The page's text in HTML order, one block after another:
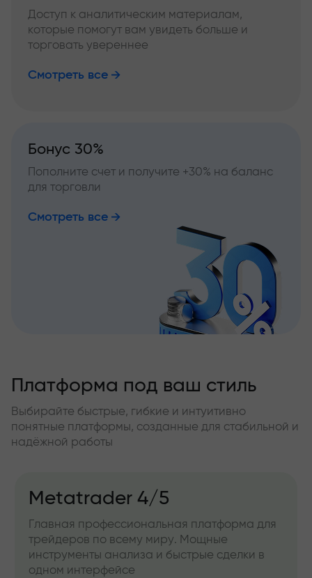
Доступ к аналитическим материалам,
которые помогут вам увидеть больше и
торговать увереннее
Смотреть все
Бонус 30%
Пополните счет и получите +30% на баланс
для торговли
Смотреть все
Платформа под ваш стиль
Выбирайте быстрые, гибкие и интуитивно
понятные платформы, созданные для стабильной и
надёжной работы
Metatrader 4/5
Главная профессиональная платформа для
трейдеров по всему миру. Мощные
инструменты анализа и быстрые сделки в
одном интерфейсе